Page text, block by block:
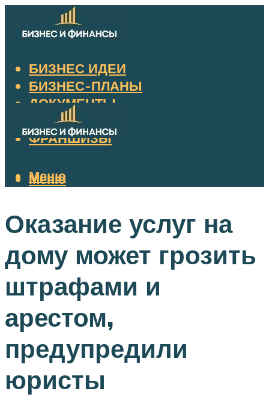
БИЗНЕС ИДЕИ
БИЗНЕС-ПЛАНЫ
ДОКУМЕНТЫ
НАЛОГИ
ФРАНШИЗЫ
Меню
Меню
Оказание услуг на
дому может грозить
штрафами и
арестом,
предупредили
юристы